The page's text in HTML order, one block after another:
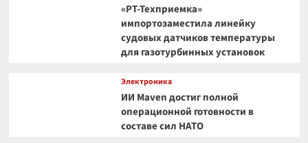
«РТ-Техприемка»
импортозаместила линейку
судовых датчиков температуры
для газотурбинных установок
Электроника
ИИ Maven достиг полной
операционной готовности в
составе сил НАТО